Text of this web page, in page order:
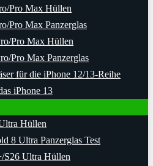
Pro Max Hüllen
Pro Max Panzerglas
Pro Max Hüllen
Pro Max Panzerglas
für die iPhone 12/13-Reihe
iPhone 13
Hüllen
8 Ultra Panzerglas Test
S26 Ultra Hüllen